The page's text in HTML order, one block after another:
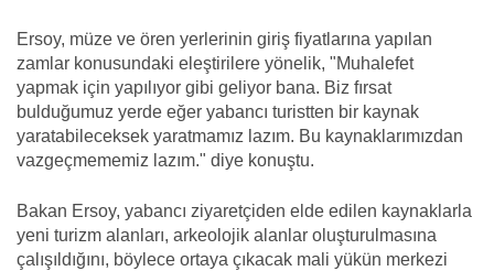
Ersoy, müze ve ören yerlerinin giriş fiyatlarına yapılan
zamlar konusundaki eleştirilere yönelik, "Muhalefet
yapmak için yapılıyor gibi geliyor bana. Biz fırsat
bulduğumuz yerde eğer yabancı turistten bir kaynak
yaratabileceksek yaratmamız lazım. Bu kaynaklarımızdan
vazgeçmememiz lazım." diye konuştu.
Bakan Ersoy, yabancı ziyaretçiden elde edilen kaynaklarla
yeni turizm alanları, arkeolojik alanlar oluşturulmasına
çalışıldığını, böylece ortaya çıkacak mali yükün merkezi